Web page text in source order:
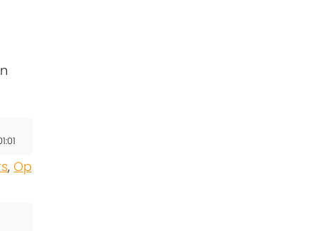
, Op